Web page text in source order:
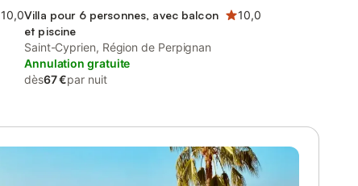
10,0Villa pour 6 personnes, avec balcon
et piscine
10,0
Saint-Cyprien, Région de Perpignan
Annulation gratuite
dès67 €par nuit